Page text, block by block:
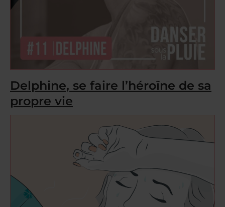
Delphine, se faire l’héroïne de sa
propre vie